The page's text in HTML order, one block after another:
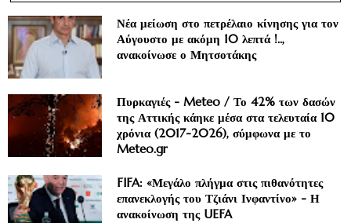
Νέα μείωση στο πετρέλαιο κίνησης για τον
Αύγουστο με ακόμη 10 λεπτά !..,
ανακοίνωσε ο Μητσοτάκης
Πυρκαγιές - Meteo / Το 42% των δασών
της Αττικής κάηκε μέσα στα τελευταία 10
χρόνια (2017-2026), σύμφωνα με το
Meteo.gr
FIFA: «Μεγάλο πλήγμα στις πιθανότητες
επανεκλογής του Τζιάνι Ινφαντίνο» - Η
ανακοίνωση της UEFA